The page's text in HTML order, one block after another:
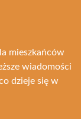
mieszkańców
wiadomości
dzieje się w